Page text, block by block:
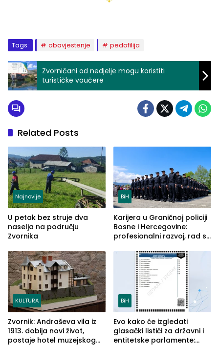
Tags: obavjestenje pedofilija
Zvorničani od nedjelje mogu koristiti
turističke vaučere
Related Posts
Najnovije
U petak bez struje dva
naselja na području
Zvornika
BiH
Karijera u Graničnoj policiji
Bosne i Hercegovine:
profesionalni razvoj, rad sa
služba građanima
KULTURA
Zvornik: Andraševa vila iz
1913. dobija novi život,
postaje hotel muzejskog
BiH
Evo kako će izgledati
glasački listići za državni i
entitetske parlamente: